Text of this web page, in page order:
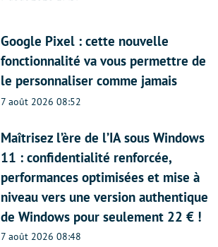
Google Pixel : cette nouvelle
fonctionnalité va vous permettre de
le personnaliser comme jamais
7 août 2026 08:52
Maîtrisez l’ère de l’IA sous Windows
11 : confidentialité renforcée,
performances optimisées et mise à
niveau vers une version authentique
de Windows pour seulement 22 € !
7 août 2026 08:48